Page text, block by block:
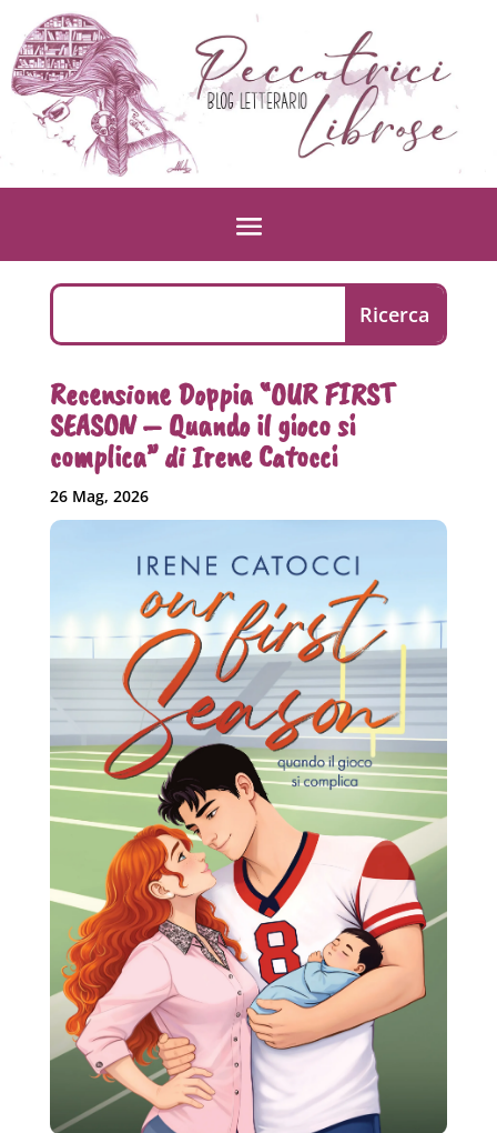
Recensione Doppia “OUR FIRST
SEASON – Quando il gioco si
complica” di Irene Catocci
26 Mag, 2026